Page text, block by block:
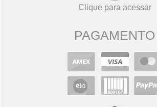
Clique para acessar
PAGAMENTO